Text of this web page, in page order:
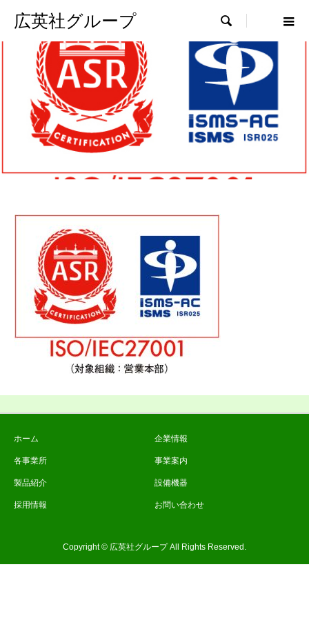
広英社グループ 
ホーム 企業情報
各事業所 事業案内
製品紹介 設備機器
採用情報 お問い合わせ
Copyright © 広英社グループ All Rights Reserved.